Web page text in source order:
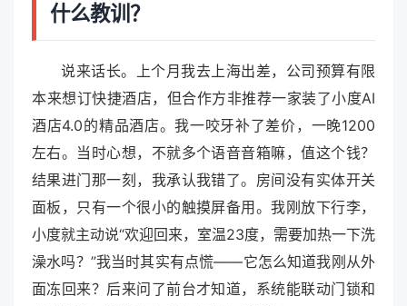
什么教训？
说来话长。上个月我去上海出差，公司预算有限
本来想订快捷酒店，但合作方非推荐一家装了小度AI
酒店4.0的精品酒店。我一咬牙补了差价，一晚1200
左右。当时心想，不就多个语音音箱嘛，值这个钱？
结果进门那一刻，我承认我错了。房间没有实体开关
面板，只有一个很小的触摸屏备用。我刚放下行李，
小度就主动说“欢迎回来，室温23度，需要加热一下洗
澡水吗？”我当时其实有点慌——它怎么知道我刚从外
面冻回来？后来问了前台才知道，系统能联动门锁和